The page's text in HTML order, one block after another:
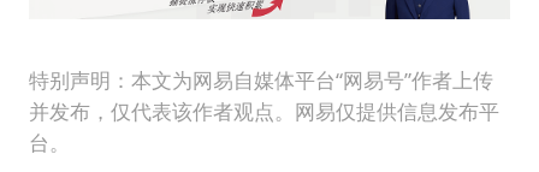
特别声明：本文为网易自媒体平台“网易号”作者上传
并发布，仅代表该作者观点。网易仅提供信息发布平
台。